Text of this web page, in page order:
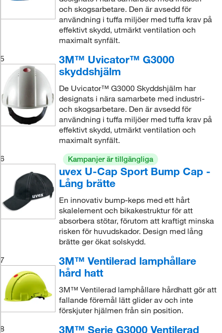
och skogsarbetare. Den är avsedd för
användning i tuffa miljöer med tuffa krav på
effektivt skydd, utmärkt ventilation och
maximalt synfält.
5
3M™ Uvicator™ G3000
skyddshjälm
De Uvicator™ G3000 Skyddshjälm har
designats i nära samarbete med industri-
och skogsarbetare. Den är avsedd för
användning i tuffa miljöer med tuffa krav på
effektivt skydd, utmärkt ventilation och
maximalt synfält.
6
Kampanjer är tillgängliga
uvex U-Cap Sport Bump Cap -
Lång brätte
En innovativ bump-keps med ett hårt
skalelement och bikakestruktur för att
absorbera stötar, förutom att kraftigt minska
risken för huvudskador. Design med lång
brätte ger ökat solskydd.
7
3M™ Ventilerad lamphållare
hård hatt
3M™ Ventilerad lamphållare hårdhatt gör att
fallande föremål lätt glider av och inte
förskjuter hjälmen från sin position.
8
3M™ Serie G3000 Ventilerad